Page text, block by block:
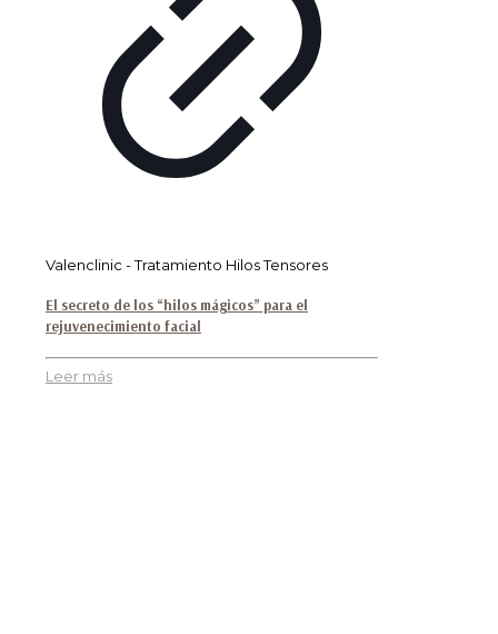
Valenclinic - Tratamiento Hilos Tensores
El secreto de los “hilos mágicos” para el
rejuvenecimiento facial
Leer más